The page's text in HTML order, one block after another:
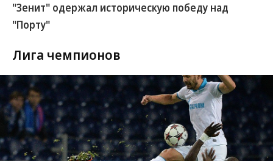
"Зенит" одержал историческую победу над
"Порту"
Лига чемпионов